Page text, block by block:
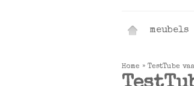
meubels
Home » TestTube